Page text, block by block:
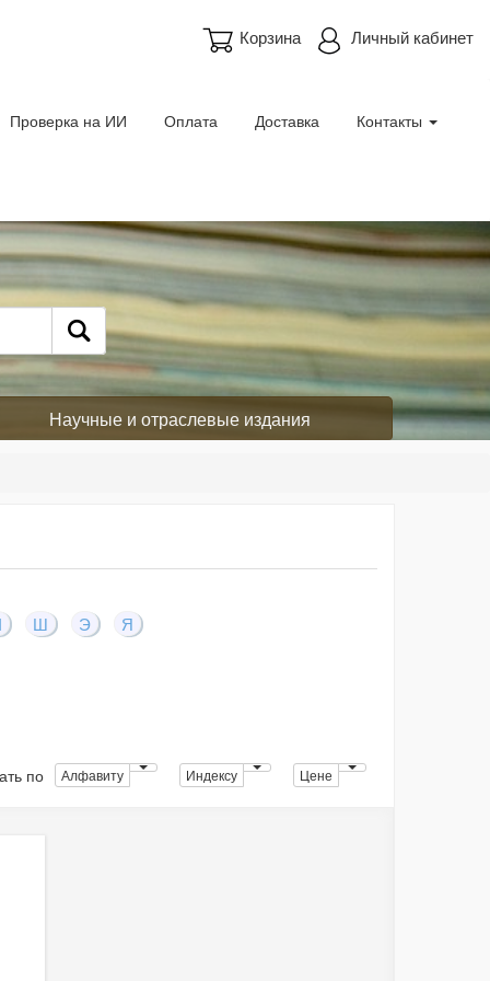
Личный кабинет
Корзина
Проверка на ИИ Оплата Доставка Контакты
Научные и отраслевые издания
Ш Э Я
по Алфавиту Индексу Цене